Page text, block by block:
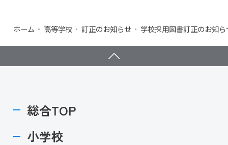
ホーム 高等学校 訂正のお知らせ 学校採用図書訂正のお知ら
総合TOP
小学校